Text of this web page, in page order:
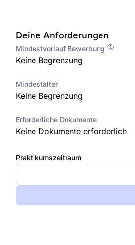
Deine Anforderungen
Mindestvorlauf Bewerbung
Keine Begrenzung
Mindestalter
Keine Begrenzung
Erforderliche Dokumente
Keine Dokumente erforderlich
Praktikumszeitraum